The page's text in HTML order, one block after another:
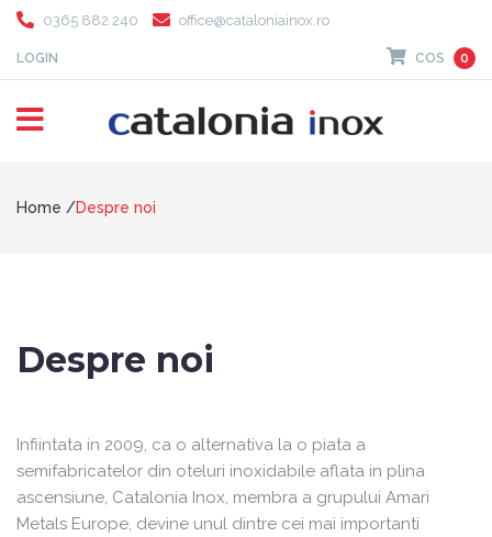
0365 882 240 office@cataloniainox.ro
LOGIN COS 0
Home Despre noi
Despre noi
Infiintata in 2009, ca o alternativa la o piata a
semifabricatelor din oteluri inoxidabile aflata in plina
ascensiune, Catalonia Inox, membra a grupului Amari
Metals Europe, devine unul dintre cei mai importanti